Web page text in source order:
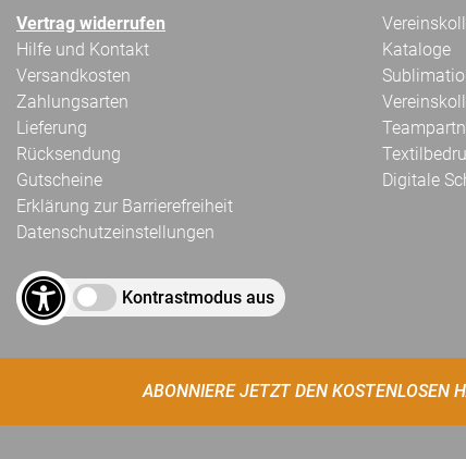
Vertrag widerrufen
Hilfe und Kontakt
Versandkosten
Zahlungsarten
Lieferung
Rücksendung
Gutscheine
Erklärung zur Barrierefreiheit
Datenschutzeinstellungen
Kontrastmodus aus
Kataloge
Digitale
ABONNIERE JETZT DEN KOSTENLOSEN